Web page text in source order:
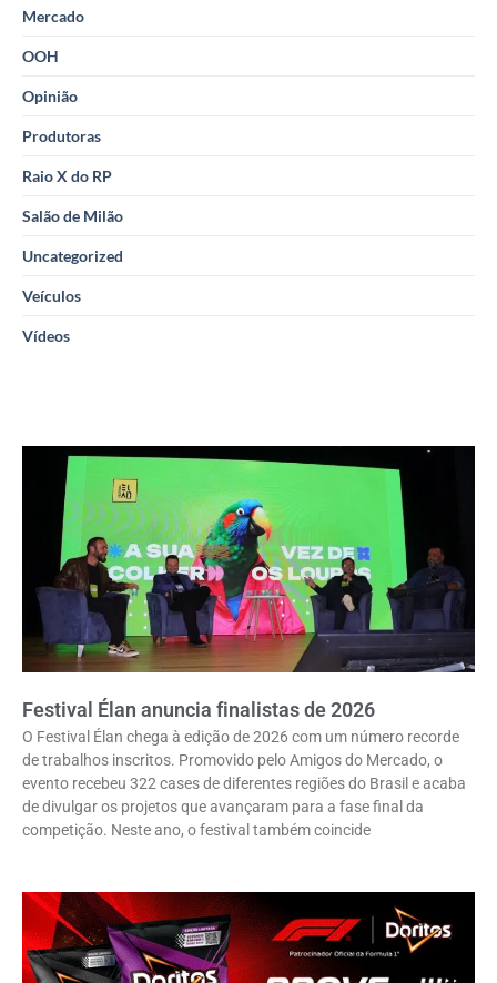
Mercado
OOH
Opinião
Produtoras
Raio X do RP
Salão de Milão
Uncategorized
Veículos
Vídeos
Festival Élan anuncia finalistas de 2026
O Festival Élan chega à edição de 2026 com um número recorde
de trabalhos inscritos. Promovido pelo Amigos do Mercado, o
evento recebeu 322 cases de diferentes regiões do Brasil e acaba
de divulgar os projetos que avançaram para a fase final da
competição. Neste ano, o festival também coincide